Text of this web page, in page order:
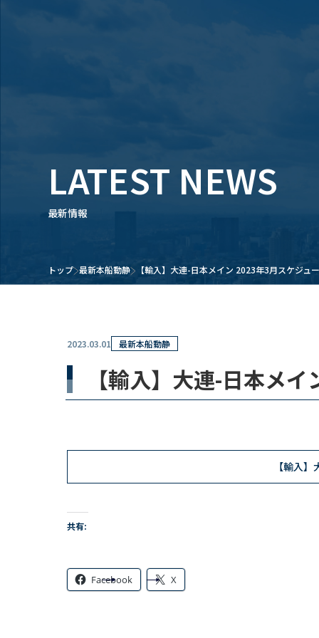
LATEST NEWS
最新情報
トップ 最新本船動静 【輸入】大連-日本メイン 2023年3月スケジュ
2023.03.01 最新本船動静
【輸入】大連-日本メ
【輸入
共有:
Facebook X